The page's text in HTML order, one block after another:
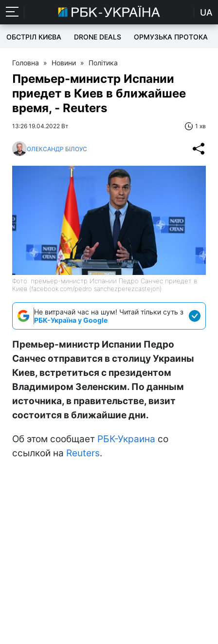
UA
ОБСТРІЛ КИЄВА DRONE DEALS ОРМУЗЬКА ПРОТОКА
Головна » Новини » Політика
Премьер-министр Испании
приедет в Киев в ближайшее
время, - Reuters
13:26 19.04.2022 Вт 1 хв
ОЛЕКСАНДР БІЛОУС
Фото: премьер-министр Испании Педро Санчес приедет в
Киев (facebook.com/pedro sanchezperezcastejon)
Не витрачай час на шум! Читай тільки суть з
РБК-Україна у Google
Премьер-министр Испании Педро
Санчес отправится в столицу Украины
Киев, встретиться с президентом
Владимиром Зеленским. По данным
источника, в правительстве, визит
состоится в ближайшие дни.
Об этом сообщает РБК-Украина со
ссылкой на Reuters.